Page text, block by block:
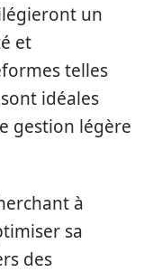
un
et
telles
sont idéales
gestion légère
à
sa
des